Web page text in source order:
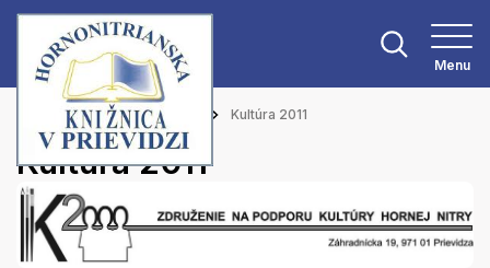
Menu
Hlavná stránka Aktuality Kultúra 2011
Kultúra 2011